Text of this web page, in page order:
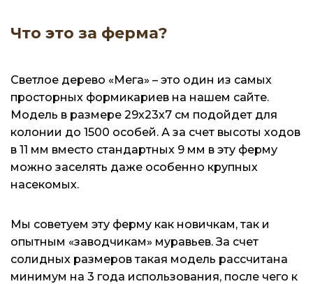
Что это за ферма?
Светлое дерево «Мега» – это один из самых
просторных формикариев на нашем сайте.
Модель в размере 29х23х7 см подойдет для
колонии до 1500 особей. А за счет высоты ходов
в 11 мм вместо стандартных 9 мм в эту ферму
можно заселять даже особенно крупных
насекомых.
Мы советуем эту ферму как новичкам, так и
опытным «заводчикам» муравьев. За счет
солидных размеров такая модель рассчитана
минимум на 3 года использования, после чего к